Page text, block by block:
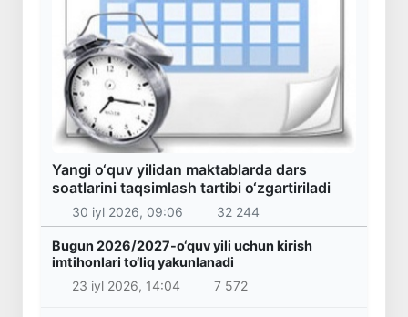
Yangi o‘quv yilidan maktablarda dars
soatlarini taqsimlash tartibi o‘zgartiriladi
30 iyl 2026, 09:06 32 244
Bugun 2026/2027-o‘quv yili uchun kirish
imtihonlari to‘liq yakunlanadi
23 iyl 2026, 14:04
7 572